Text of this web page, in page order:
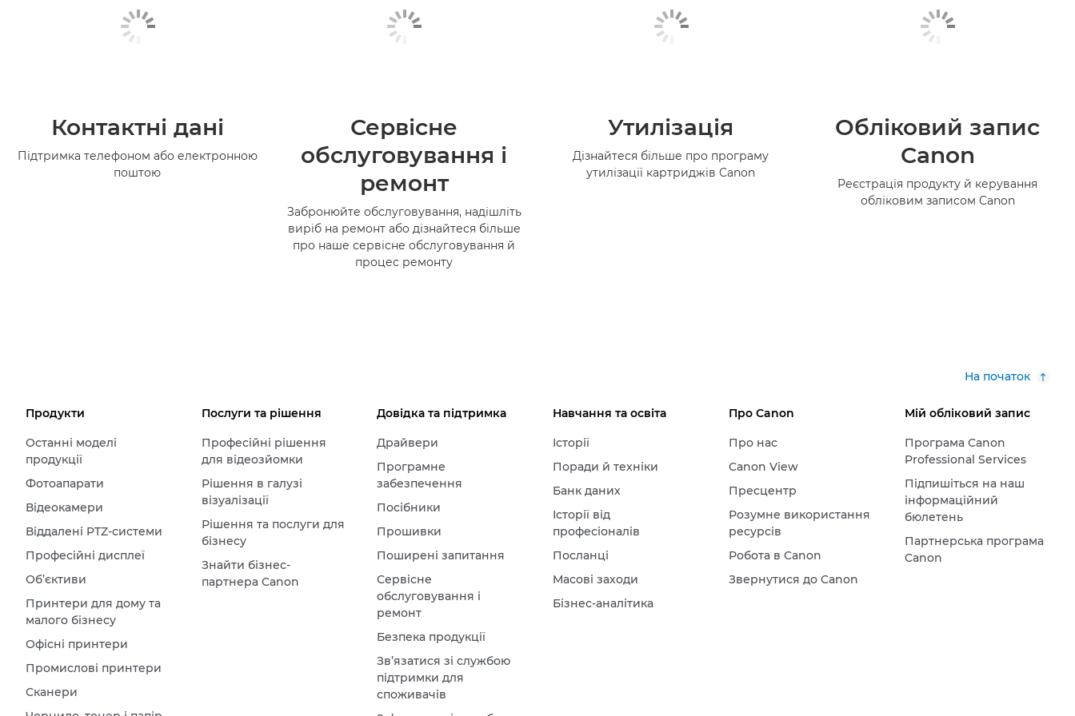
Контактні дані
Підтримка телефоном або електронною
поштою
Сервісне
обслуговування і
ремонт
Забронюйте обслуговування, надішліть
виріб на ремонт або дізнайтеся більше
про наше сервісне обслуговування й
процес ремонту
Утилізація
Дізнайтеся більше про програму
утилізації картриджів Canon
Обліковий запис
Canon
Реєстрація продукту й керування
обліковим записом Canon
На початок
Продукти
Останні моделі
продукції
Фотоапарати
Відеокамери
Віддалені PTZ-системи
Професійні дисплеї
Об’єктиви
Принтери для дому та
малого бізнесу
Офісні принтери
Промислові принтери
Сканери
Послуги та рішення
Професійні рішення
для відеозйомки
Рішення в галузі
візуалізації
Рішення та послуги для
бізнесу
Знайти бізнес-
партнера Canon
Довідка та підтримка
Драйвери
Програмне
забезпечення
Посібники
Прошивки
Поширені запитання
Сервісне
обслуговування і
ремонт
Безпека продукції
Зв’язатися зі службою
підтримки для
споживачів
Навчання та освіта
Історії
Поради й техніки
Банк даних
Історії від
професіоналів
Посланці
Масові заходи
Бізнес-аналітика
Про Canon
Про нас
Canon View
Пресцентр
Розумне використання
ресурсів
Робота в Canon
Звернутися до Canon
Мій обліковий запис
Програма Canon
Professional Services
Підпишіться на наш
інформаційний
бюлетень
Партнерська програма
Canon